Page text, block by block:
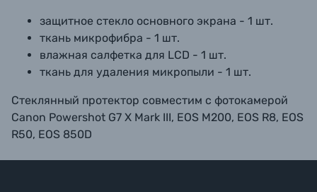
защитное стекло основного экрана - 1 шт.
ткань микрофибра - 1 шт.
влажная салфетка для LCD - 1 шт.
ткань для удаления микропыли - 1 шт.
Стеклянный протектор совместим с фотокамерой
Canon Powershot G7 X Mark III, EOS M200, EOS R8, EOS
R50, EOS 850D